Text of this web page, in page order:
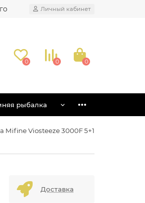
Личный кабинет
0 0 0
рыбалка
Mifine Viosteeze 3000F 5+1
Доставка